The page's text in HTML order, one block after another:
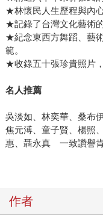
★林懷民人生歷程與內
★記錄了台灣文化藝術
★紀念東西方舞蹈、藝
範。
★收錄五十張珍貴照片，
名人推薦
吳淡如、林奕華、桑布
焦元溥、童子賢、楊照
惠、聶永真 一致讚譽肯
作者